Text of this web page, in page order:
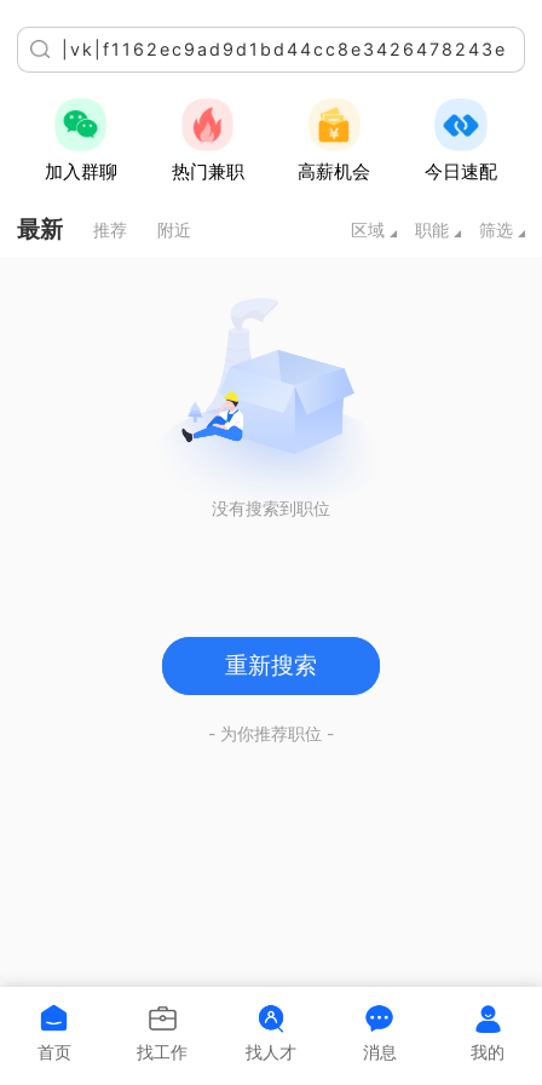
加入群聊 热门兼职 高薪机会 今日速配
最新 推荐 附近 区域 职能 筛选
没有搜索到职位
重新搜索
- 为你推荐职位 -
首页 找工作 找人才 消息 我的